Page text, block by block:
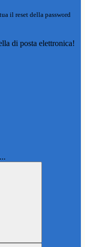
il reset della password
di posta elettronica!